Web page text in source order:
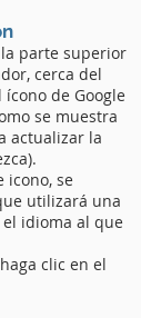
la parte superior
cerca del
de Google
se muestra
actualizar la
icono, se
utilizará una
idioma al que
clic en el